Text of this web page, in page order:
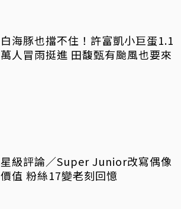
白海豚也擋不住！許富凱小巨蛋1.1
萬人冒雨挺進 田馥甄有颱風也要來
星級評論／Super Junior改寫偶像
價值 粉絲17變老刻回憶